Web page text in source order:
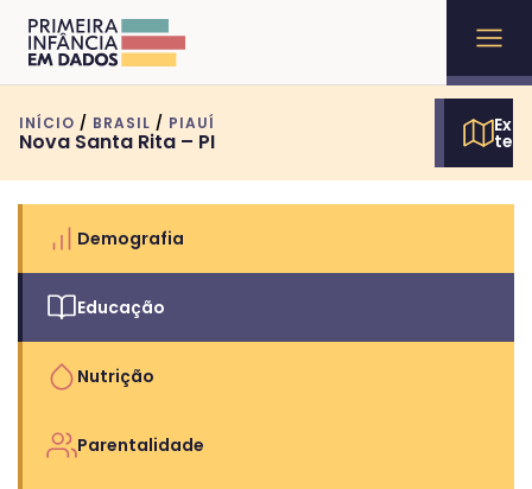
INÍCIO / BRASIL / PIAUÍ
Nova Santa Rita – PI
Demografia
Educação
Nutrição
Parentalidade